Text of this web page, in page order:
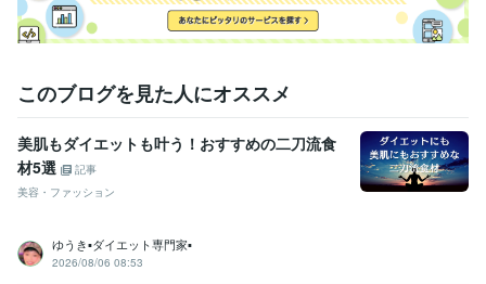
このブログを見た人にオススメ
美肌もダイエットも叶う！おすすめの二刀流食
材5選
記事
美容・ファッション
ゆうき▪️ダイエット専門家▪️
2026/08/06 08:53